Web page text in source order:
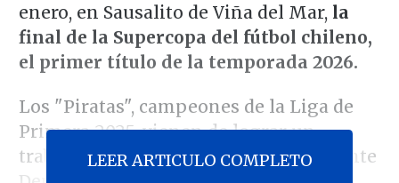
enero, en Sausalito de Viña del Mar, la
final de la Supercopa del fútbol chileno,
el primer título de la temporada 2026.
Los "Piratas", campeones de la Liga de
Primera 2025, vienen de lograr un
trabajado triunfo 3-2 en semifinales ante
LEER ARTICULO COMPLETO